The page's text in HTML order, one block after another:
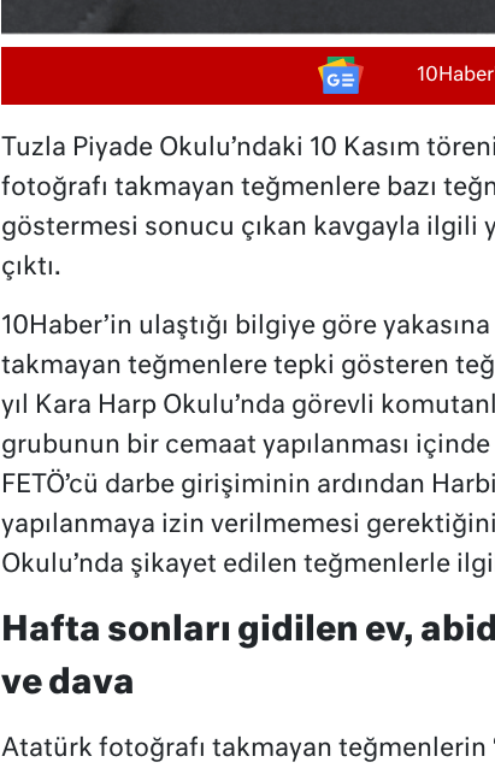
Tuzla Piyade Okulu’ndaki 10 Kasım
fotoğrafı takmayan teğmenlere bazı
göstermesi sonucu çıkan kavgayla ilgili
çıktı.
10Haber’in ulaştığı bilgiye göre
takmayan teğmenlere tepki gösteren
yıl Kara Harp Okulu’nda görevli
grubunun bir cemaat yapılanması
FETÖ’cü darbe girişiminin ardından
yapılanmaya izin verilmemesi
Okulu’nda şikayet edilen teğmenlerle
Hafta sonları gidilen ev,
ve dava
Atatürk fotoğrafı takmayan teğmenlerin